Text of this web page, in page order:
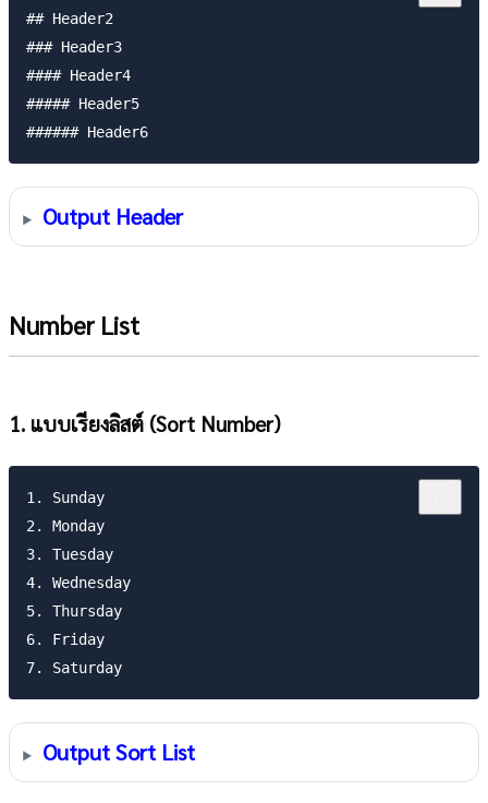
## Header2
### Header3
#### Header4
##### Header5
Output Header
Number List
1. แบบเรียงลิสต์ (Sort Number)
1. Sunday
2. Monday
3. Tuesday
4. Wednesday
5. Thursday
6. Friday
Output Sort List